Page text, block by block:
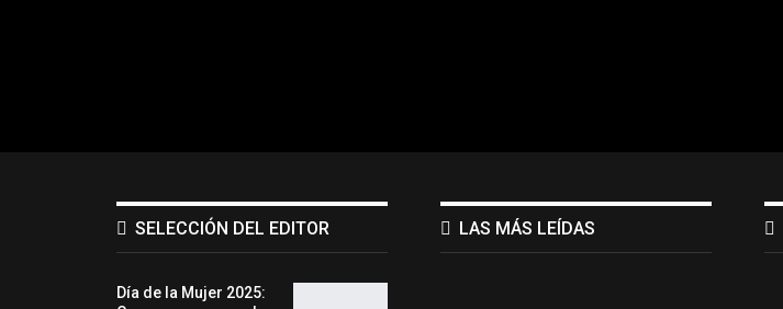
SELECCIÓN DEL EDITOR
Día de la Mujer 2025:
LAS MÁS LEÍDAS